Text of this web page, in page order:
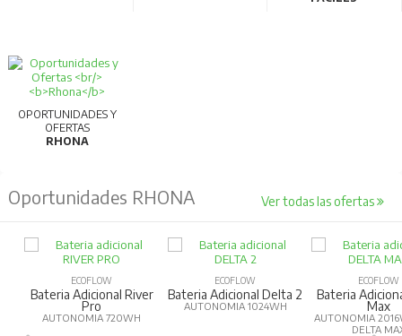
OPORTUNIDADES Y
OFERTAS
RHONA
Oportunidades RHONA Ver todas las ofertas
ECOFLOW
Bateria Adicional River
Pro
AUTONOMIA 720WH
ECOFLOW
Bateria Adicional Delta 2
AUTONOMIA 1024WH
ECOFLOW
Bateria
Max
AUTONOMIA
DELTA